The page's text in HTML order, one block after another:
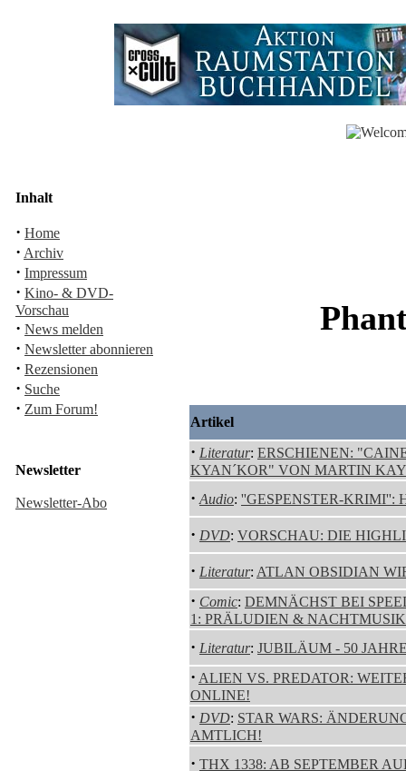
Inhalt
· Home
· Archiv
· Impressum
· Kino- & DVD-
Vorschau
· News melden
· Newsletter abonnieren
· Rezensionen
· Suche
· Zum Forum!
Newsletter
Newsletter-Abo
Artikel
· Literatur: ERSCHIENEN:
KYAN´KOR" VON MARTIN
· Audio: ''GESPENSTER-KRIMI'':
· DVD: VORSCHAU: DIE
· Literatur: ATLAN OBSIDIAN
· Comic: DEMNÄCHST BEI
1: PRÄLUDIEN &
· Literatur: JUBILÄUM - 50
· ALIEN VS. PREDATOR:
ONLINE!
· DVD: STAR WARS:
AMTLICH!
· THX 1338: AB SEPTEMBER